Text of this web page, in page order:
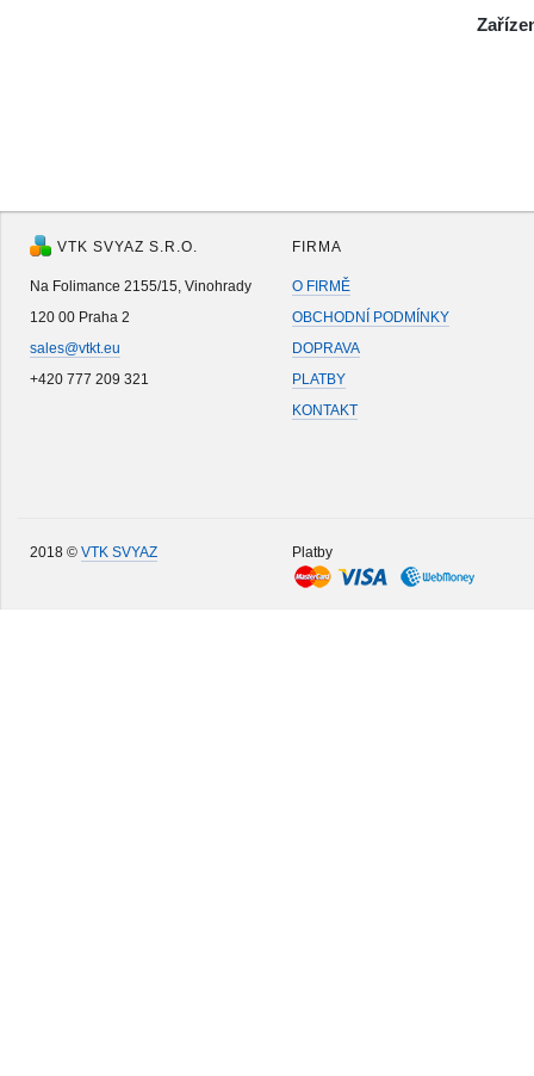
VTK SVYAZ S.R.O.
Na Folimance 2155/15, Vinohrady
120 00 Praha 2
sales@vtkt.eu
+420 777 209 321
FIRMA
O FIRMĚ
OBCHODNÍ PODMÍNKY
DOPRAVA
PLATBY
KONTAKT
2018 © VTK SVYAZ Platby